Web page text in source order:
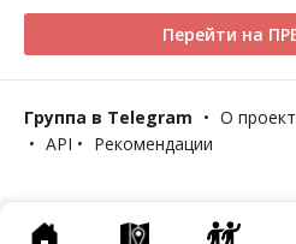
Перейти на
Группа в Telegram • О
• API • Рекомендации